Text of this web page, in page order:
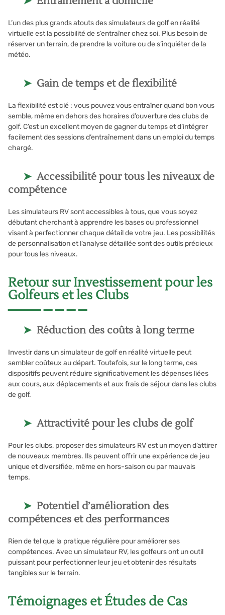
L’un des plus grands atouts des simulateurs de golf en réalité
virtuelle est la possibilité de s’entraîner chez soi. Plus besoin de
réserver un terrain, de prendre la voiture ou de s’inquiéter de la
météo.
Gain de temps et de flexibilité
La flexibilité est clé : vous pouvez vous entraîner quand bon vous
semble, même en dehors des horaires d’ouverture des clubs de
golf. C’est un excellent moyen de gagner du temps et d’intégrer
facilement des sessions d’entraînement dans un emploi du temps
chargé.
Accessibilité pour tous les niveaux de
compétence
Les simulateurs RV sont accessibles à tous, que vous soyez
débutant cherchant à apprendre les bases ou professionnel
visant à perfectionner chaque détail de votre jeu. Les possibilités
de personnalisation et l’analyse détaillée sont des outils précieux
pour tous les niveaux.
Retour sur Investissement pour les
Golfeurs et les Clubs
Réduction des coûts à long terme
Investir dans un simulateur de golf en réalité virtuelle peut
sembler coûteux au départ. Toutefois, sur le long terme, ces
dispositifs peuvent réduire significativement les dépenses liées
aux cours, aux déplacements et aux frais de séjour dans les clubs
de golf.
Attractivité pour les clubs de golf
Pour les clubs, proposer des simulateurs RV est un moyen d’attirer
de nouveaux membres. Ils peuvent offrir une expérience de jeu
unique et diversifiée, même en hors-saison ou par mauvais
temps.
Potentiel d’amélioration des
compétences et des performances
Rien de tel que la pratique régulière pour améliorer ses
compétences. Avec un simulateur RV, les golfeurs ont un outil
puissant pour perfectionner leur jeu et obtenir des résultats
tangibles sur le terrain.
Témoignages et Études de Cas